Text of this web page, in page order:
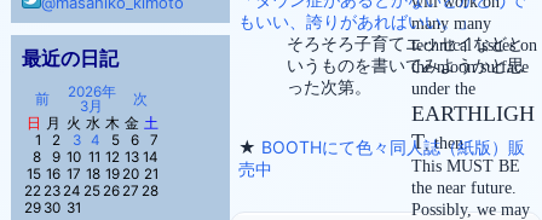
many many
technical issues on
the moon surface
under the
EARTHLIGH
T, then.
This MUST BE
the near future.
Possibly, we may
最近の日記
前
2026年
3月
次
日 月 火 水 木 金 土
1
2 3 4 5 6
7
8
9 10 11 12 13 14
15 16 17 18 19 20 21
22 23 24 25 26 27 28
29 30 31
もいい、誇りがあればいい。」
そろそろ子育てエッセイなどと
いうものを書いてみようかと思
った次第。
★ BOOTHにて色々同人誌（紙版）販
売中